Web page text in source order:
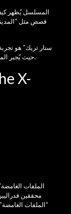
المسلسل يُظهر
قصص مثل
حيث يُجبر المشاهد على التفكير في المستقبل المحتمل للبشرية.
محققين
“الملفات